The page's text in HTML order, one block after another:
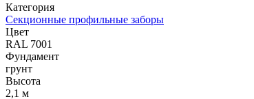
Категория
Секционные профильные заборы
Цвет
RAL 7001
Фундамент
грунт
Высота
2,1 м